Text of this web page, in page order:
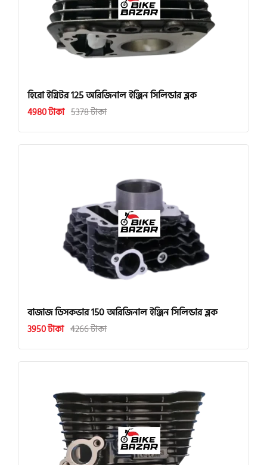
হিরো ইগ্নিটর 125 অরিজিনাল ইঞ্জিন সিলিন্ডার ব্লক
4980 টাকা 5378 টাকা
বাজাজ ডিসকভার 150 অরিজিনাল ইঞ্জিন সিলিন্ডার ব্লক
3950 টাকা 4266 টাকা